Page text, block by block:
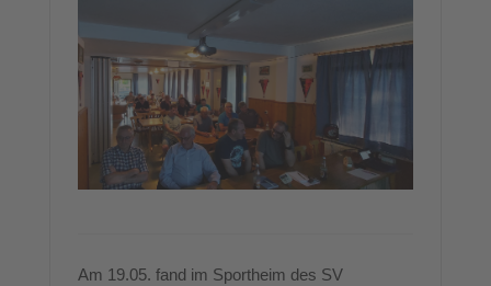
Am 19.05. fand im Sportheim des SV